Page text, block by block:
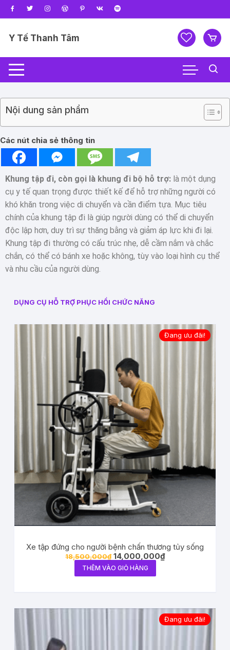
Y Tế Thanh Tâm
Nội dung sản phẩm
Các nút chia sẻ thông tin
Khung tập đi, còn gọi là khung đi bộ hỗ trợ: là một dụng
cụ y tế quan trọng được thiết kế để hỗ trợ những người có
khó khăn trong việc di chuyển và cần điểm tựa. Mục tiêu
chính của khung tập đi là giúp người dùng có thể di chuyển
độc lập hơn, duy trì sự thăng bằng và giảm áp lực khi đi lại.
Khung tập đi thường có cấu trúc nhẹ, dễ cầm nắm và chắc
chắn, có thể có bánh xe hoặc không, tùy vào loại hình cụ thể
và nhu cầu của người dùng.
DỤNG CỤ HỖ TRỢ PHỤC HỒI CHỨC NĂNG
Đang ưu đãi!
Xe tập đứng cho người bệnh chấn thương tủy sống
18,500,000₫ 14,000,000₫
THÊM VÀO GIỎ HÀNG
Đang ưu đãi!